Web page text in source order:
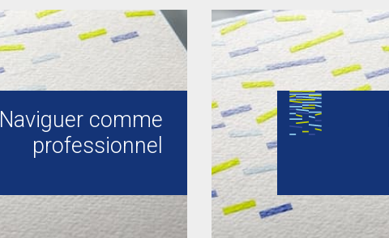
Naviguer comme
professionnel